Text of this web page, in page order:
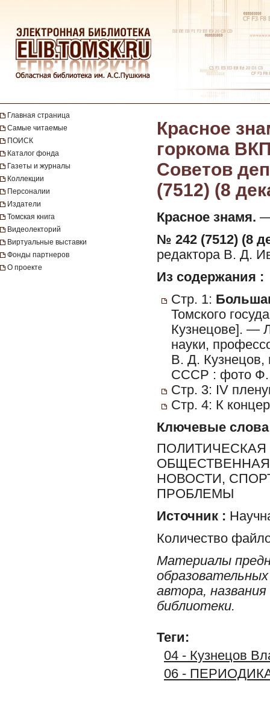
Главная страница
Самые читаемые
ПОИСК
Каталог фонда
Газеты и журналы
Коллекции
Персоналии
Издатели
Томская книга
Видеолекторий
Виртуальные выставки
Фонды партнеров
О проекте
Красное
горкома
Советов
(7512) (8
Красное знамя. —
№ 242 (7512) (8
редактора В. Д.
Из содержания :
Стр. 1:
Томского
Кузнецове]. —
науки,
В. Д. Кузнецов,
СССР : фото Ф.
Стр. 3: IV
Стр. 4: К
Ключевые слова
НОВОСТИ,
ПРОБЛЕМЫ
Источник :
Количество
Материалы
автора,
библиотеки.
Теги:
04 - Кузнецов
06 -